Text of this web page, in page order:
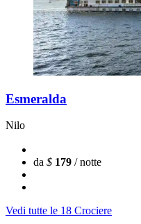
Esmeralda
Nilo
da $ 179 / notte
Vedi tutte le 18 Crociere